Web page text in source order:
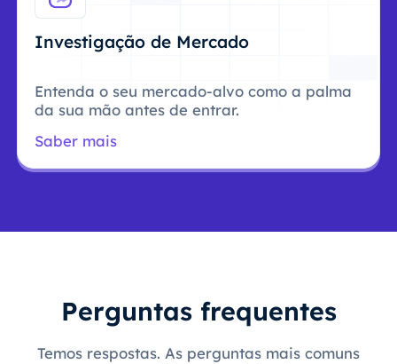
Investigação de Mercado
Entenda o seu mercado-alvo como a palma
da sua mão antes de entrar.
Saber mais
Perguntas frequentes
Temos respostas. As perguntas mais comuns